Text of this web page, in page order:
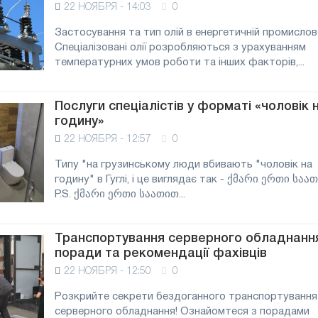
22 НОЯБРЯ - 14:03 0
Застосування та тип олій в енергетичній
Спеціалізовані олії розробляються з урахуванням
температурних умов роботи та інших факторів,...
Послуги спеціалістів у форматі «чоловік
годину»
22 НОЯБРЯ - 12:57 0
Типу "на грузинському люди вбивають "чоловік на
годину" в Гуглі, і це виглядає так - ქმარი ერთი
P.S. ქმარი ერთი საათით...
Транспортування серверного
поради та рекомендації фахівців
22 НОЯБРЯ - 12:50 0
Розкрийте секрети бездоганного транспортування
серверного обладнання! Ознайомтеся з порадами